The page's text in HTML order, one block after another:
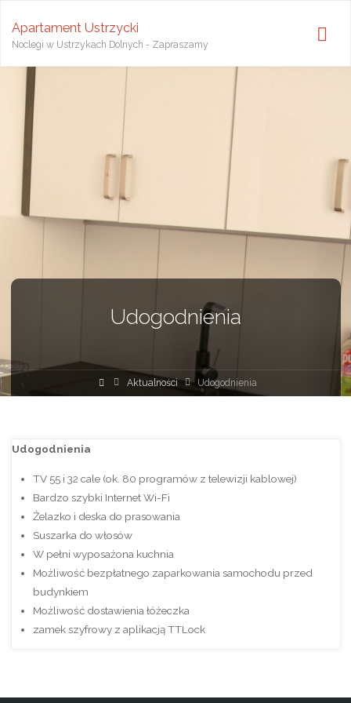
Apartament Ustrzycki
Noclegi w Ustrzykach Dolnych - Zapraszamy
Udogodnienia
Strona
główna
Aktualności Udogodnienia
Udogodnienia
TV 55 i 32 cale (ok. 80 programów z telewizji kablowej)
Bardzo szybki Internet Wi-Fi
Żelazko i deska do prasowania
Suszarka do włosów
W pełni wyposażona kuchnia
Możliwość bezpłatnego zaparkowania samochodu przed
budynkiem
Możliwość dostawienia łóżeczka
zamek szyfrowy z aplikacją TTLock